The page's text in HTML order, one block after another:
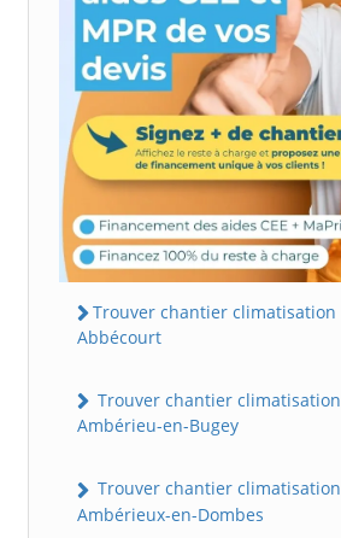
Trouver chantier climatisation
Abbécourt
Trouver chantier climatisation
Ambérieu-en-Bugey
Trouver chantier climatisation
Ambérieux-en-Dombes